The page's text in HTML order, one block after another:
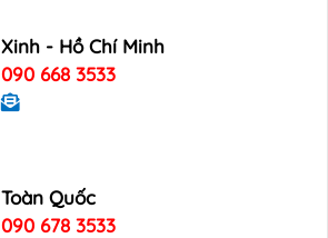
Xinh - Hồ Chí Minh
090 668 3533
Toàn Quốc
090 678 3533